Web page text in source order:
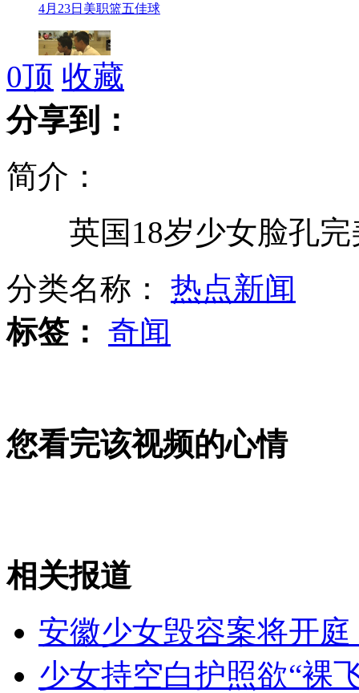
4月23日美职篮五佳球
专家称孩子不吃早饭大脑会萎缩
男子术后吐血居然吐出塑料针筒
中俄军演将实弹对抗 舰艇向公众开放
吴建民：企业家应带头反对奢华
山西运城恶犬咬伤多人 警民合力深夜将其击毙
女孩北京地铁殴打老人 痛下狠手拳打脚踢
0顶 收藏
分享到：
简介：
英国18岁少女脸孔完
分类名称： 热点新闻
标签： 奇闻
您看完该视频的心情
相关报道
安徽少女毁容案将开
少女持空白护照欲“裸